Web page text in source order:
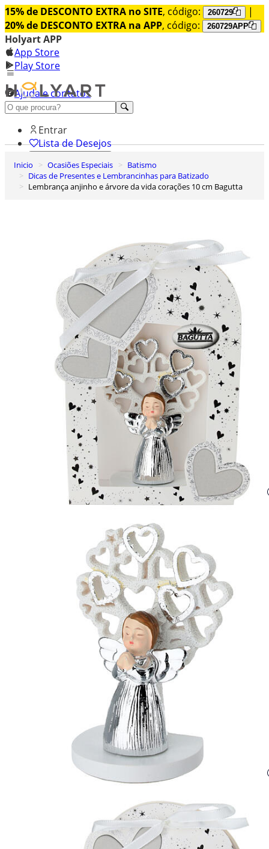
15% de DESCONTO EXTRA no SITE, código: 260729
|
20% de DESCONTO EXTRA na APP, código: 260729APP
Holyart APP
App Store
Play Store
Ajuda e contatos
Conheça premium
Entrar
Lista de Desejos
0
Carrinho de Compras
Inicio Ocasiões Especiais
Batismo
Dicas de Presentes e Lembrancinhas para Batizado
Lembrança anjinho e árvore da vida corações 10 cm Bagutta